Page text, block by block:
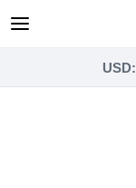
USD: